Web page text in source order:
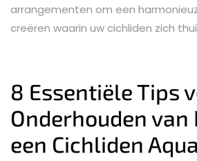
arrangementen om een
creëren waarin uw cichliden zich
8 Essentiële Tips
Onderhouden van
een Cichliden